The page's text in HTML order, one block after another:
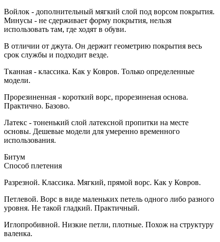
Войлок - дополнительный мягкий слой под ворсом покрытия.
Минусы - не сдерживает форму покрытия, нельзя
использовать там, где ходят в обуви.
В отличии от джута. Он держит геометрию покрытия весь
срок службы и подходит везде.
Тканная - классика. Как у Ковров. Только определенные
модели.
Прорезиненная - короткий ворс, прорезиненая основа.
Практично. Базово.
Латекс - тоненький слой латексной пропитки на месте
основы. Дешевые модели для умеренно временного
использования.
Битум
Способ плетения
Разрезной. Классика. Мягкий, прямой ворс. Как у Ковров.
Петлевой. Ворс в виде маленьких петель одного либо разного
уровня. Не такой гладкий. Практичный.
Иглопробивной. Низкие петли, плотные. Похож на структуру
валенка.